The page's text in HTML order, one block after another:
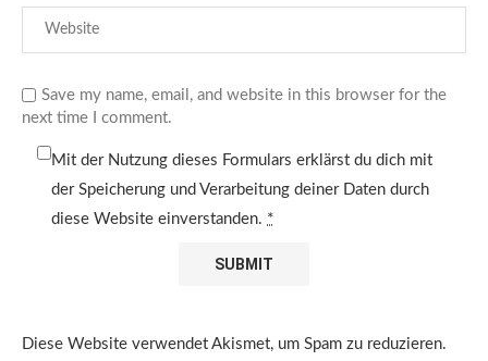
Save my name, email, and website in this browser for the
next time I comment.
Mit der Nutzung dieses Formulars erklärst du dich mit
der Speicherung und Verarbeitung deiner Daten durch
diese Website einverstanden. *
Diese Website verwendet Akismet, um Spam zu reduzieren.